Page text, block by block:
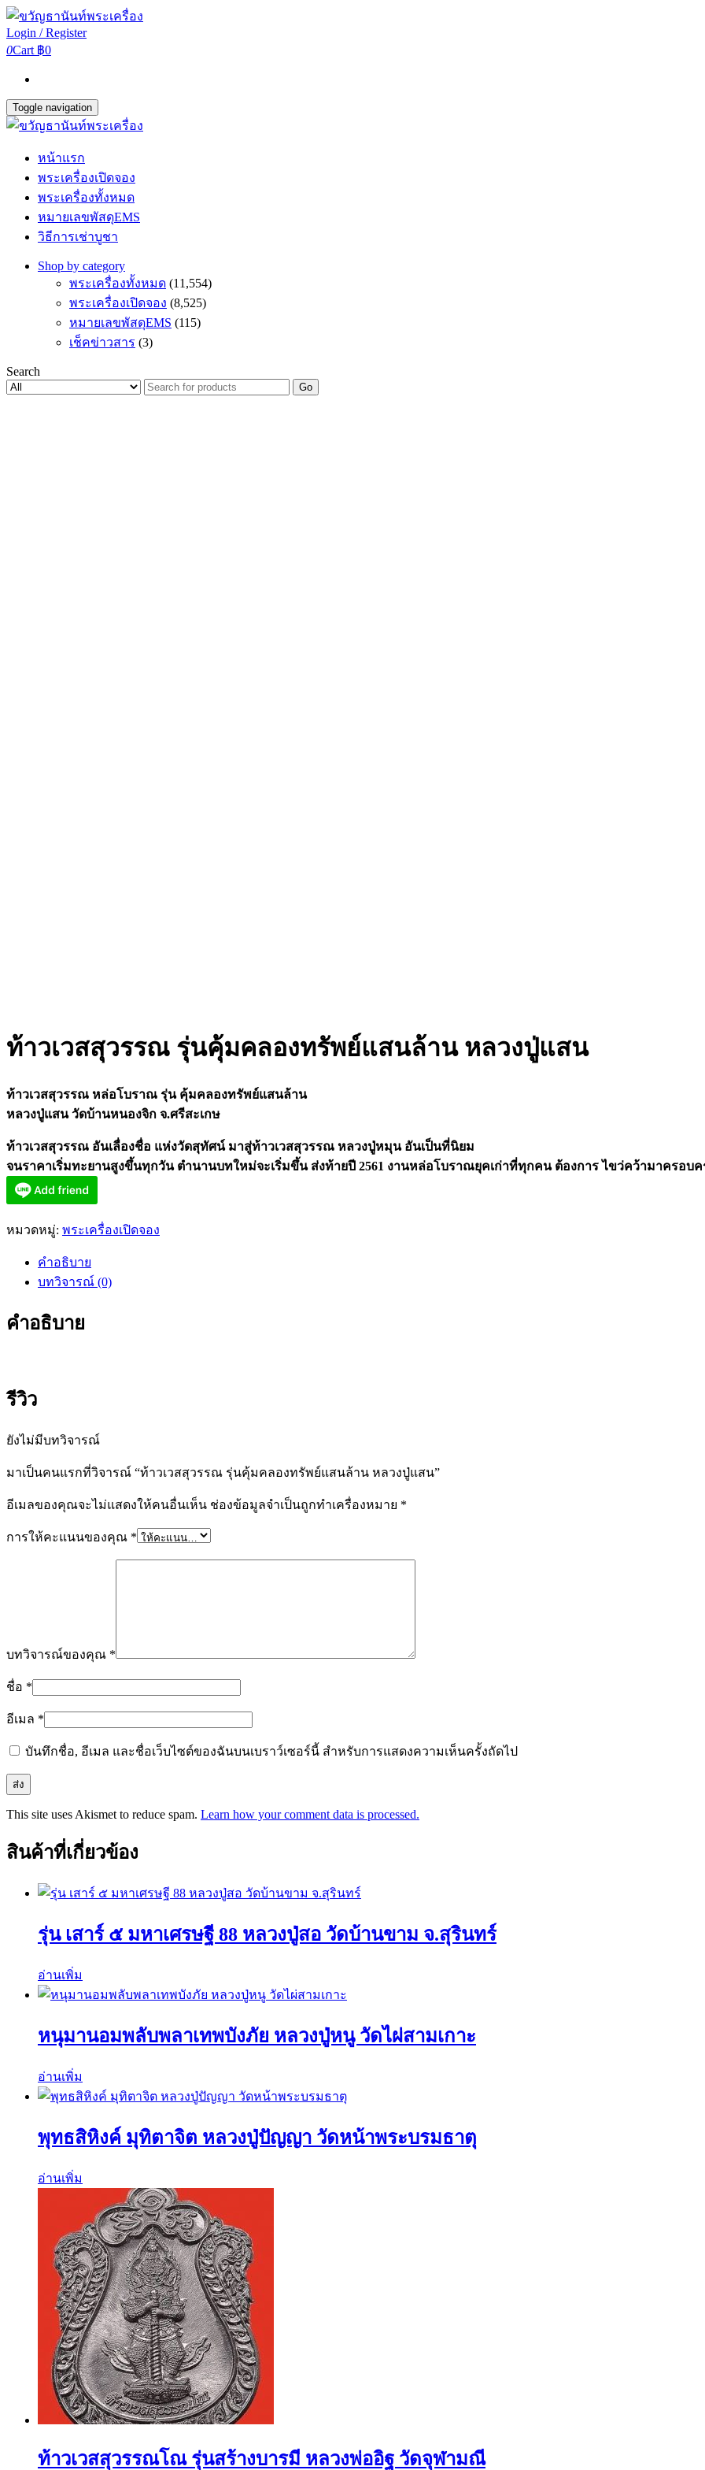
Login / Register
0Cart ฿0
Toggle navigation
หน้าแรก
พระเครื่องเปิดจอง
พระเครื่องทั้งหมด
หมายเลขพัสดุEMS
วิธีการเช่าบูชา
Shop by category
พระเครื่องทั้งหมด (11,554)
พระเครื่องเปิดจอง (8,525)
หมายเลขพัสดุEMS (115)
เช็คข่าวสาร (3)
Search
Go
ท้าวเวสสุวรรณ รุ่นคุ้มคลองทรัพย์แสนล้าน หลวงปู่แสน
ท้าวเวสสุวรรณ หล่อโบราณ รุ่น คุ้มคลองทรัพย์แสนล้าน
หลวงปู่แสน วัดบ้านหนองจิก จ.ศรีสะเกษ
ท้าวเวสสุวรรณ​ อันเลื่องชื่อ​ แห่ง​วัดสุทัศน์​ มาสู่ท้าวเวสสุวรรณ​ หลวงปู่หมุน​ อันเป็นที่นิยม​
จนราคาเริ่มทะยานสูงขึ้นทุกวัน​ ตำนานบทใหม่จะเริ่มขึ้น​ ส่งท้ายปี 2561​ งานหล่อโบราณ​ยุค​เก่าที่ทุกคน​ ต้องการ ไขว่คว้ามาครอบค
หมวดหมู่: พระเครื่องเปิดจอง
คำอธิบาย
บทวิจารณ์ (0)
คำอธิบาย
รีวิว
ยังไม่มีบทวิจารณ์
มาเป็นคนแรกที่วิจารณ์ “ท้าวเวสสุวรรณ รุ่นคุ้มคลองทรัพย์แสนล้าน หลวงปู่แสน”
อีเมลของคุณจะไม่แสดงให้คนอื่นเห็น ช่องข้อมูลจำเป็นถูกทำเครื่องหมาย *
การให้คะแนนของคุณ *
บทวิจารณ์ของคุณ *
ชื่อ *
อีเมล *
บันทึกชื่อ, อีเมล และชื่อเว็บไซต์ของฉันบนเบราว์เซอร์นี้ สำหรับการแสดงความเห็นครั้งถัดไป
This site uses Akismet to reduce spam. Learn how your comment data is processed.
สินค้าที่เกี่ยวข้อง
รุ่น เสาร์ ๕ มหาเศรษฐี 88 หลวงปู่สอ วัดบ้านขาม จ.สุรินทร์
อ่านเพิ่ม
หนุมานอมพลับพลาเทพบังภัย หลวงปู่หนู วัดไผ่สามเกาะ
อ่านเพิ่ม
พุทธสิหิงค์ มุทิตาจิต หลวงปู่ปัญญา วัดหน้าพระบรมธาตุ
อ่านเพิ่ม
ท้าวเวสสุวรรณโณ รุ่นสร้างบารมี หลวงพ่ออิฐ วัดจุฬามณี